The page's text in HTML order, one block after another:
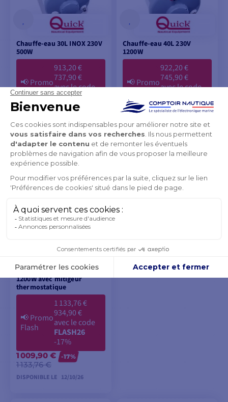
Chauffe-eau 30L INOX 230V
500W
📢Promo
Flash
913,20 €
737,90 €
avec le code
FLASH26
-19%
812,90 €
913,20 €
-19%
EN COURS DE
RÉAPPROVISIONNEMENT
AJOUTER AU
PANIER
Chauffe-eau 40L 230V
1200W
📢Promo
922,20 €
745,90 €
avec le code
-19%
820,90 €
922,20 €
EN COURS DE
RÉAPPROVISIONNEMENT
AJOUTER AU
PANIER
Chauffe-eau 50L 230V
1200W avec mitigeur
thermostatique
📢Promo
Flash
1 133,76 €
934,90 €
avec le code
FLASH26
-17%
1 009,90 €
1 133,76 €
-17%
DISPONIBLE LE 12/10/26